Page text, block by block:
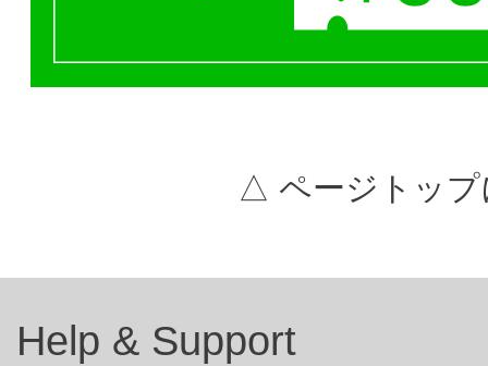
△ ページトップ
Help & Support